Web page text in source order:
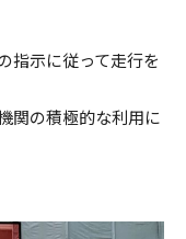
指示に従って走行を
関の積極的な利用に